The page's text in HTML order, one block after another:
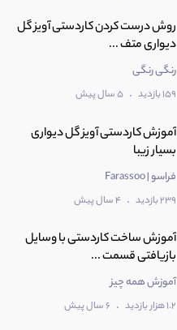
روش درست کردن کاردستی آویز گل
دیواری متف ...
رنگی رنگی
159 بازدید . 5 سال پیش
آموزش کاردستی آویز گل دیواری
بسیار زیبا
فراسو | Farassoo
239 بازدید . 4 سال پیش
آموزش ساخت کاردستی با وسایل
بازیافتی قسمت ...
آموزش همه چیز
1.2 هزار بازدید . 6 سال پیش